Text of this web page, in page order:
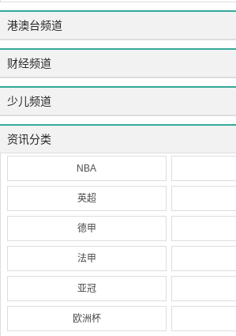
港澳台频道
财经频道
少儿频道
资讯分类
NBA
英超
德甲
法甲
亚冠
欧洲杯